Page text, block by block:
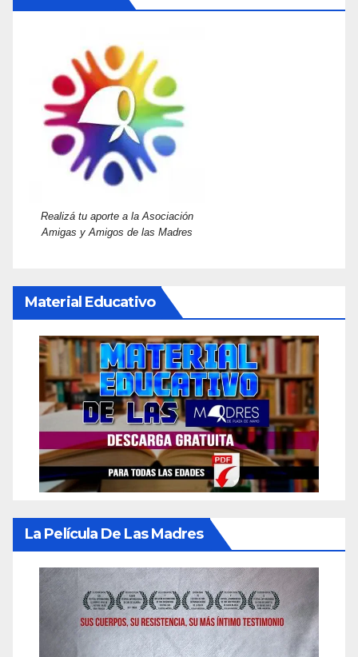
Realizá tu aporte a la Asociación
Amigas y Amigos de las Madres
Material Educativo
La Película De Las Madres